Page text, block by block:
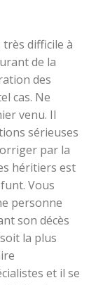
difficile à
de la
des
cas. Ne
venu. Il
sérieuses
par la
héritiers est
Vous
personne
son décès
la plus
et il se